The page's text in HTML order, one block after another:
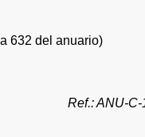
632 del anuario)
Ref.: ANU-